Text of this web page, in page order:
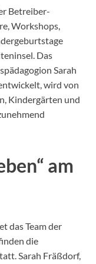
Betreiber-
Workshops,
Das
Sarah
wird von
Kindergärten und
am
das Team der
die
Sarah Fräßdorf,